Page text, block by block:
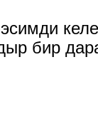
бир